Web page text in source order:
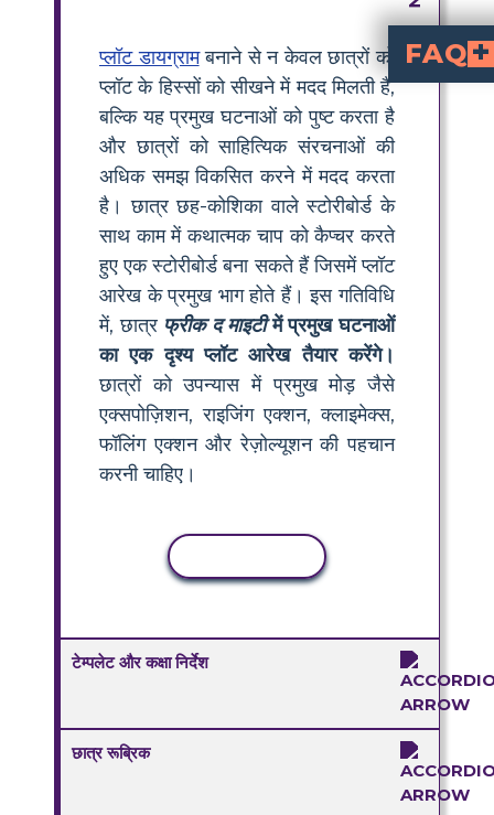
प्लॉट डायग्रामबनाने से न केवल छात्रों को
प्लॉट के हिस्सों को सीखने में मदद मिलती है,
बल्कि यह प्रमुख घटनाओं को पुष्ट करता है
और छात्रों को साहित्यिक संरचनाओं की
अधिक समझ विकसित करने में मदद करता
है। छात्र छह-कोशिका वाले स्टोरीबोर्ड के
साथ काम में कथात्मक चाप को कैप्चर करते
हुए एक स्टोरीबोर्ड बना सकते हैं जिसमें प्लॉट
आरेख के प्रमुख भाग होते हैं। इस गतिविधि
में, छात्र फ्रीक द माइटीमें प्रमुख घटनाओं
का एक दृश्य प्लॉट आरेख तैयार करेंगे।
छात्रों को उपन्यास में प्रमुख मोड़ जैसे
एक्सपोज़िशन, राइजिंग एक्शन, क्लाइमेक्स,
फॉलिंग एक्शन और रेज़ोल्यूशन की पहचान
करनी चाहिए।
टेम्पलेट और कक्षा निर्देश
छात्र रूब्रिक
FAQ